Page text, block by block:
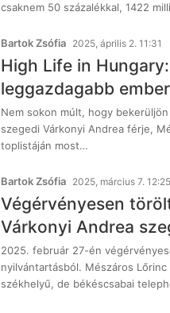
csaknem 50 százalékkal, 1422
Bartok Zsófia 2025, április 2. 11:31
High Life in
leggazdagabb
Nem sokon múlt, hogy
szegedi Várkonyi Andrea férje,
toplistáján most…
Bartok Zsófia 2025, március 7. 12:25
Végérvényesen
Várkonyi Andrea
2025. február 27-én
nyilvántartásból. Mészáros
székhelyű, de békéscsabai